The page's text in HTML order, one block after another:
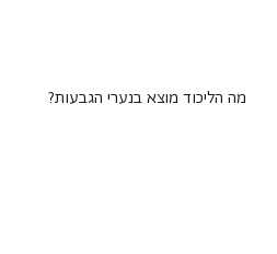
מה הליכוד מוצא בנערי הגבעות?